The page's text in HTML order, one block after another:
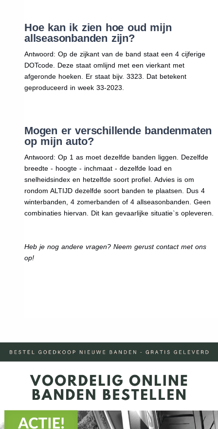
Hoe kan ik zien hoe oud mijn
allseasonbanden zijn?
Antwoord: Op de zijkant van de band staat een 4 cijferige
DOTcode. Deze staat omlijnd met een vierkant met
afgeronde hoeken. Er staat bijv. 3323. Dat betekent
geproduceerd in week 33-2023.
Mogen er verschillende bandenmaten
op mijn auto?
Antwoord: Op 1 as moet dezelfde banden liggen. Dezelfde
breedte - hoogte - inchmaat - dezelfde load en
snelheidsindex en hetzelfde soort profiel. Advies is om
rondom ALTIJD dezelfde soort banden te plaatsen. Dus 4
winterbanden, 4 zomerbanden of 4 allseasonbanden. Geen
combinaties hiervan. Dit kan gevaarlijke situatie`s opleveren.
Heb je nog andere vragen? Neem gerust contact met ons
op!